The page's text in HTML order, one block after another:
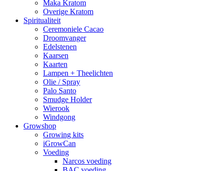
Maka Kratom
Overige Kratom
Spiritualiteit
Ceremoniele Cacao
Droomvanger
Edelstenen
Kaarsen
Kaarten
Lampen + Theelichten
Olie / Spray
Palo Santo
Smudge Holder
Wierook
Windgong
Growshop
Growing kits
iGrowCan
Voeding
Narcos voeding